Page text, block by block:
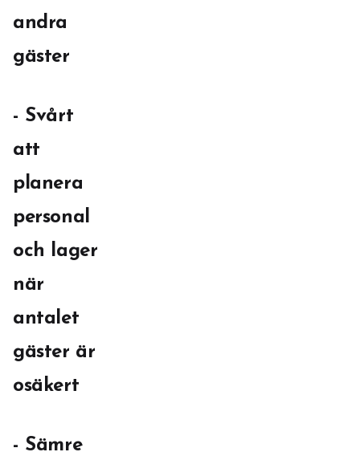
andra
gäster
- Svårt
att
planera
personal
och lager
när
antalet
gäster är
osäkert
- Sämre